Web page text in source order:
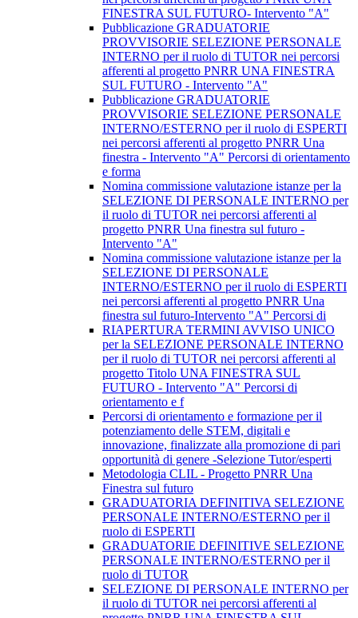
FINESTRA SUL FUTURO- Intervento "A"
Pubblicazione GRADUATORIE
PROVVISORIE SELEZIONE PERSONALE
INTERNO per il ruolo di TUTOR nei percorsi
afferenti al progetto PNRR UNA FINESTRA
SUL FUTURO - Intervento "A"
Pubblicazione GRADUATORIE
PROVVISORIE SELEZIONE PERSONALE
INTERNO/ESTERNO per il ruolo di ESPERTI
nei percorsi afferenti al progetto PNRR Una
finestra - Intervento "A" Percorsi di orientamento
e forma
Nomina commissione valutazione istanze per la
SELEZIONE DI PERSONALE INTERNO per
il ruolo di TUTOR nei percorsi afferenti al
progetto PNRR Una finestra sul futuro -
Intervento "A"
Nomina commissione valutazione istanze per la
SELEZIONE DI PERSONALE
INTERNO/ESTERNO per il ruolo di ESPERTI
nei percorsi afferenti al progetto PNRR Una
finestra sul futuro-Intervento "A" Percorsi di
RIAPERTURA TERMINI AVVISO UNICO
per la SELEZIONE PERSONALE INTERNO
per il ruolo di TUTOR nei percorsi afferenti al
progetto Titolo UNA FINESTRA SUL
FUTURO - Intervento "A" Percorsi di
orientamento e f
Percorsi di orientamento e formazione per il
potenziamento delle STEM, digitali e
innovazione, finalizzate alla promozione di pari
opportunità di genere -Selezione Tutor/esperti
Metodologia CLIL - Progetto PNRR Una
Finestra sul futuro
GRADUATORIA DEFINITIVA SELEZIONE
PERSONALE INTERNO/ESTERNO per il
ruolo di ESPERTI
GRADUATORIE DEFINITIVE SELEZIONE
PERSONALE INTERNO/ESTERNO per il
ruolo di TUTOR
SELEZIONE DI PERSONALE INTERNO per
il ruolo di TUTOR nei percorsi afferenti al